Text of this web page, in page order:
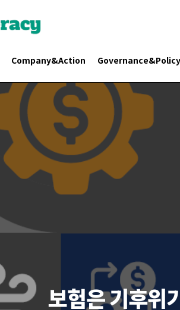
Company&Action Governance&Policy
보험은 기후위